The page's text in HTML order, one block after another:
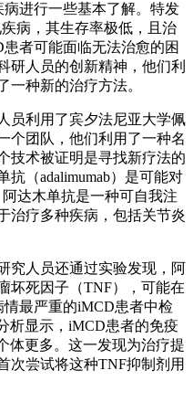
进行一些基本了解。特发
病，其生存率极低，且治
者可能面临无法治愈的困
研人员的创新精神，他们利
一种新的治疗方法。
利用了宾夕法尼亚大学佩
个团队，他们利用了一种名
技术被证明是寻找新疗法的
（adalimumab）是可能对
达木单抗是一种可自我注
治疗多种疾病，包括关节炎
人员还通过实验发现，阿
死因子（TNF），可能在
最严重的iMCD患者中检
析显示，iMCD患者的免疫
体更多。这一发现为治疗提
次尝试将这种TNF抑制剂用